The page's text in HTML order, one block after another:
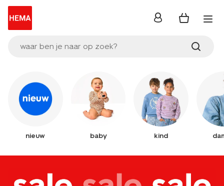
waar ben je naar op zoek?
inloggen
nieuw baby kind